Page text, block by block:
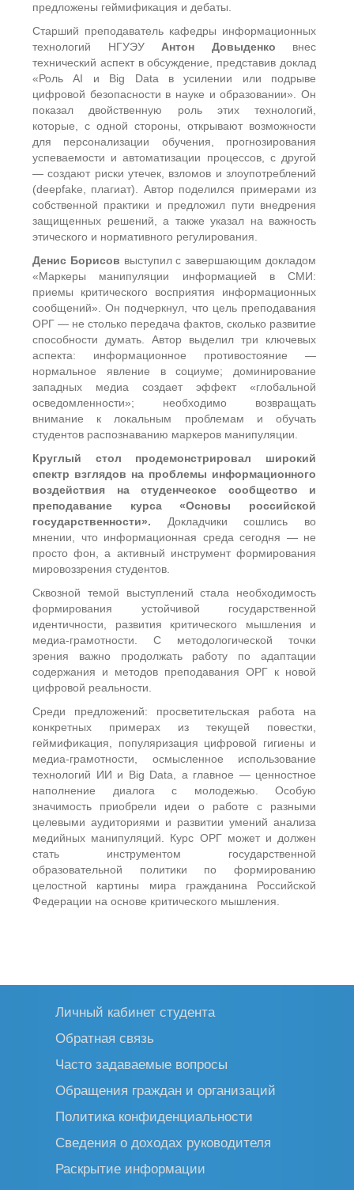
предложены геймификация и дебаты.
Старший преподаватель кафедры информационных
технологий НГУЭУ Антон Довыденко внес
технический аспект в обсуждение, представив доклад
«Роль AI и Big Data в усилении или подрыве
цифровой безопасности в науке и образовании». Он
показал двойственную роль этих технологий,
которые, с одной стороны, открывают возможности
для персонализации обучения, прогнозирования
успеваемости и автоматизации процессов, с другой
— создают риски утечек, взломов и злоупотреблений
(deepfake, плагиат). Автор поделился примерами из
собственной практики и предложил пути внедрения
защищенных решений, а также указал на важность
этического и нормативного регулирования.
Денис Борисов выступил с завершающим докладом
«Маркеры манипуляции информацией в СМИ:
приемы критического восприятия информационных
сообщений». Он подчеркнул, что цель преподавания
ОРГ — не столько передача фактов, сколько развитие
способности думать. Автор выделил три ключевых
аспекта: информационное противостояние —
нормальное явление в социуме; доминирование
западных медиа создает эффект «глобальной
осведомленности»; необходимо возвращать
внимание к локальным проблемам и обучать
студентов распознаванию маркеров манипуляции.
Круглый стол продемонстрировал широкий
спектр взглядов на проблемы информационного
воздействия на студенческое сообщество и
преподавание курса «Основы российской
государственности». Докладчики сошлись во
мнении, что информационная среда сегодня — не
просто фон, а активный инструмент формирования
мировоззрения студентов.
Сквозной темой выступлений стала необходимость
формирования устойчивой государственной
идентичности, развития критического мышления и
медиа-грамотности. С методологической точки
зрения важно продолжать работу по адаптации
содержания и методов преподавания ОРГ к новой
цифровой реальности.
Среди предложений: просветительская работа на
конкретных примерах из текущей повестки,
геймификация, популяризация цифровой гигиены и
медиа-грамотности, осмысленное использование
технологий ИИ и Big Data, а главное — ценностное
наполнение диалога с молодежью. Особую
значимость приобрели идеи о работе с разными
целевыми аудиториями и развитии умений анализа
медийных манипуляций. Курс ОРГ может и должен
стать инструментом государственной
образовательной политики по формированию
целостной картины мира гражданина Российской
Федерации на основе критического мышления.
Личный кабинет студента
Обратная связь
Часто задаваемые вопросы
Обращения граждан и организаций
Политика конфиденциальности
Сведения о доходах руководителя
Раскрытие информации